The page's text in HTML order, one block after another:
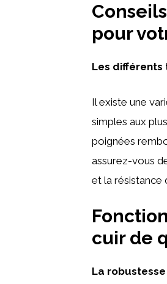
pour
Les différents
Il existe une
simples aux
poignées
assurez-vous
et la résistance
cuir de
La